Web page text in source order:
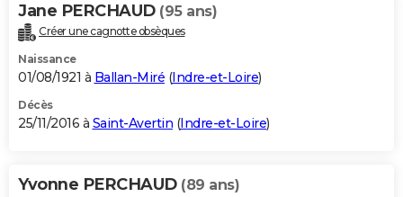
Jane PERCHAUD (95 ans)
Créer une cagnotte obsèques
Naissance
01/08/1921 à Ballan-Miré (Indre-et-Loire)
Décès
25/11/2016 à Saint-Avertin (Indre-et-Loire)
Yvonne PERCHAUD (89 ans)